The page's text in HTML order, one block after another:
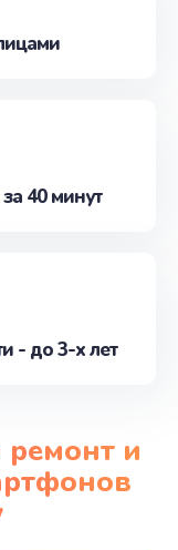
40 минут
- до 3-х лет
ремонт и